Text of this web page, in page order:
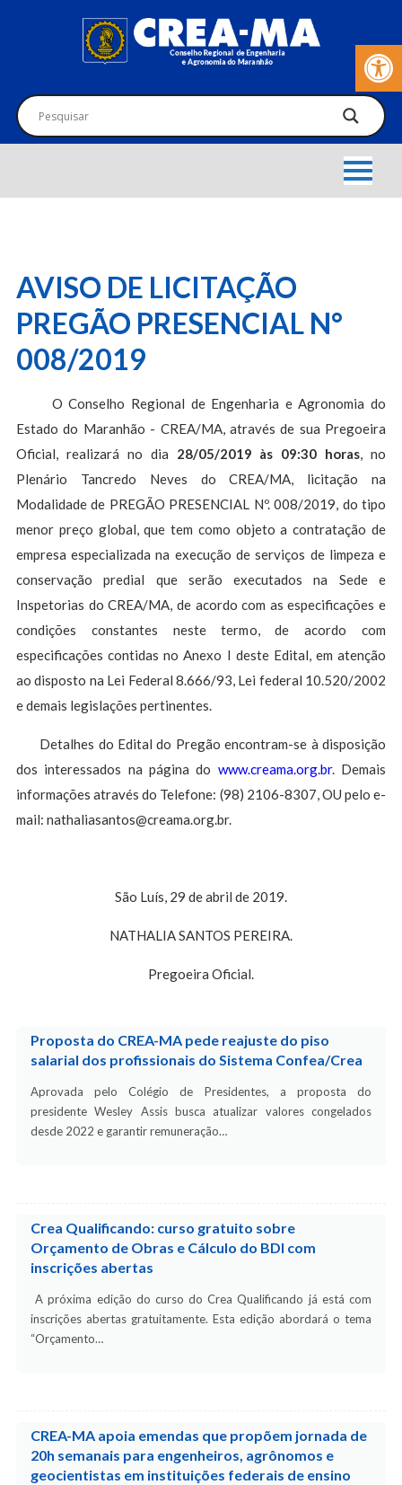
Barra de
AVISO DE LICITAÇÃO
PREGÃO PRESENCIAL N°
008/2019
O Conselho Regional de Engenharia e Agronomia do
Estado do Maranhão - CREA/MA, através de sua Pregoeira
Oficial, realizará no dia 28/05/2019 às 09:30 horas, no
Plenário Tancredo Neves do CREA/MA, licitação na
Modalidade de PREGÃO PRESENCIAL Nº. 008/2019, do tipo
menor preço global, que tem como objeto a contratação de
empresa especializada na execução de serviços de limpeza e
conservação predial que serão executados na Sede e
Inspetorias do CREA/MA, de acordo com as especificações e
condições constantes neste termo, de acordo com
especificações contidas no Anexo I deste Edital, em atenção
ao disposto na Lei Federal 8.666/93, Lei federal 10.520/2002
e demais legislações pertinentes.
Detalhes do Edital do Pregão encontram-se à disposição
dos interessados na página do www.creama.org.br. Demais
informações através do Telefone: (98) 2106-8307, OU pelo e-
mail: nathaliasantos@creama.org.br.
São Luís, 29 de abril de 2019.
NATHALIA SANTOS PEREIRA.
Pregoeira Oficial.
Proposta do CREA-MA pede reajuste do piso
salarial dos profissionais do Sistema Confea/Crea
Aprovada pelo Colégio de Presidentes, a proposta do
presidente Wesley Assis busca atualizar valores congelados
desde 2022 e garantir remuneração…
Crea Qualificando: curso gratuito sobre
Orçamento de Obras e Cálculo do BDI com
inscrições abertas
A próxima edição do curso do Crea Qualificando já está com
inscrições abertas gratuitamente. Esta edição abordará o tema
“Orçamento…
CREA-MA apoia emendas que propõem jornada de
20h semanais para engenheiros, agrônomos e
geocientistas em instituições federais de ensino